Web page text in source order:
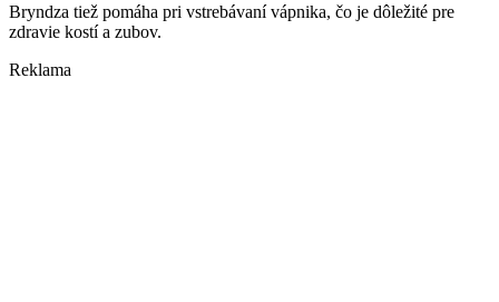
Bryndza tiež pomáha pri vstrebávaní vápnika, čo je dôležité pre
zdravie kostí a zubov.
Reklama